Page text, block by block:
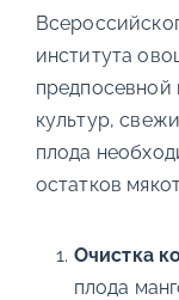
института
предпосевной
культур,
плода
остатков
Очистка
плода